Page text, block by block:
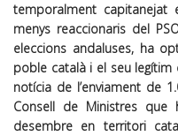
temporalment
menys reaccionaris del
eleccions andaluses, ha
poble català i el seu legítim
notícia de l’enviament de
Consell de Ministres
desembre en territori